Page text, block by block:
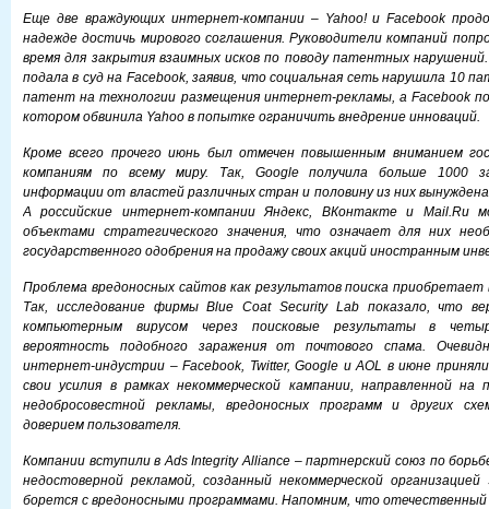
Еще две враждующих интернет-компании – Yahoo! и Facebook
надежде достичь мирового соглашения. Руководители компаний
время для закрытия взаимных исков по поводу патентных
подала в суд на Facebook, заявив, что социальная сеть нарушила 10
патент на технологии размещения интернет-рекламы, а Facebook
котором обвинила Yahoo в попытке ограничить внедрение инноваций.
Кроме всего прочего июнь был отмечен повышенным вниманием
компаниям по всему миру. Так, Google получила больше 1000
информации от властей различных стран и половину из них
А российские интернет-компании Яндекс, ВКонтакте и Mail.Ru
объектами стратегического значения, что означает для них
государственного одобрения на продажу своих акций иностранным
Проблема вредоносных сайтов как результатов поиска приобретает
Так, исследование фирмы Blue Coat Security Lab показало, что
компьютерным вирусом через поисковые результаты в
вероятность подобного заражения от почтового спама.
интернет-индустрии – Facebook, Twitter, Google и AOL в июне
свои усилия в рамках некоммерческой кампании, направленной
недобросовестной рекламы, вредоносных программ и других
доверием пользователя.
Компании вступили в Ads Integrity Alliance – партнерский союз по
недостоверной рекламой, созданный некоммерческой организацией
борется с вредоносными программами. Напомним, что отечественный